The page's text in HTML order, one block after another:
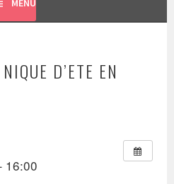
MENU
D’ETE EN
16:00